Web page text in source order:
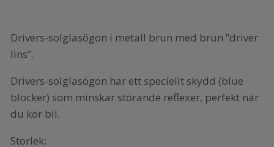
Drivers-solglasögon i metall brun med brun ”driver
lins”.
Drivers-solglasögon har ett speciellt skydd (blue
blocker) som minskar störande reflexer, perfekt när
du kör bil.
Storlek: